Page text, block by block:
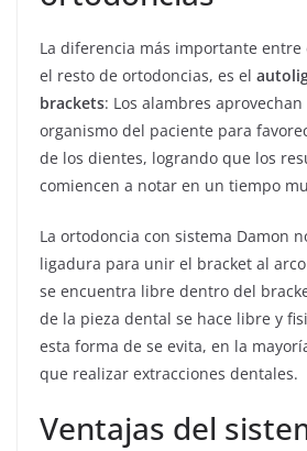
La diferencia más importante entre
el resto de ortodoncias, es el
brackets: Los alambres
organismo del paciente para
de los dientes, logrando que los
comiencen a notar en un tiempo
La ortodoncia con sistema Damon
ligadura para unir el bracket al
se encuentra libre dentro del
de la pieza dental se hace libre y
esta forma de se evita, en la
que realizar extracciones dentales.
Ventajas del